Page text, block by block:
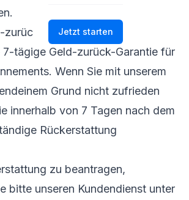
Jetzt starten
zurück-Garantie
7-tägige Geld-zurück-Garantie für
Wenn Sie mit unserem
Grund nicht zufrieden
innerhalb von 7 Tagen nach dem
Rückerstattung
zu beantragen,
bitte unseren Kundendienst unter